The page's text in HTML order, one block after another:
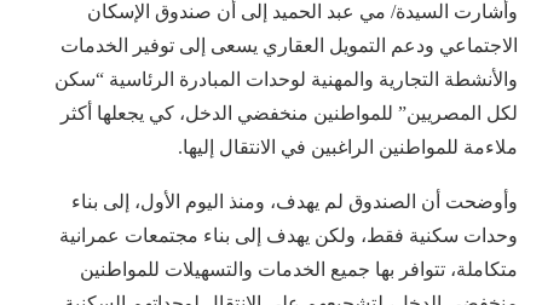
وأشارت السيدة/ مي عبد الحميد إلى أن صندوق الإسكان
الاجتماعي ودعم التمويل العقاري يسعى إلى توفير الخدمات
والأنشطة التجارية والمهنية لوحدات المبادرة الرئاسية “سكن
لكل المصريين” للمواطنين منخفضي الدخل، كي يجعلها أكثر
ملاءمة للمواطنين الراغبين في الانتقال إليها.
وأوضحت أن الصندوق لم يهدف، ومنذ اليوم الأول، إلى بناء
وحدات سكنية فقط، ولكن يهدف إلى بناء مجتمعات عمرانية
متكاملة، تتوافر بها جميع الخدمات والتسهيلات للمواطنين